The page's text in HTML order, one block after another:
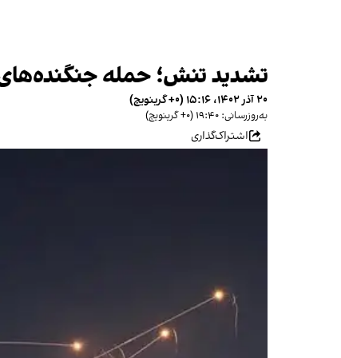
تشدید تنش؛ حمله جنگنده‌های
۲۰ آذر ۱۴۰۲، ۱۵:۱۶ (‎+۰ گرینویچ)
به‌روزرسانی: ۱۹:۴۰ (‎+۰ گرینویچ)
اشتراک‌گذاری